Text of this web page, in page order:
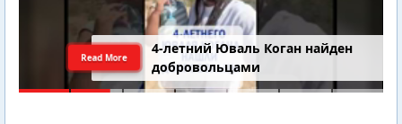
4-летний Юваль Коган найден
добровольцами
Read More